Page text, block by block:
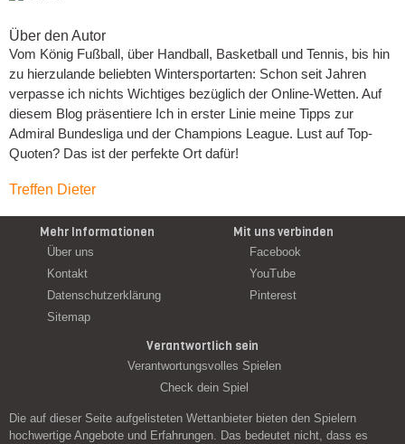
Über den Autor
Vom König Fußball, über Handball, Basketball und Tennis, bis hin
zu hierzulande beliebten Wintersportarten: Schon seit Jahren
verpasse ich nichts Wichtiges bezüglich der Online-Wetten. Auf
diesem Blog präsentiere Ich in erster Linie meine Tipps zur
Admiral Bundesliga und der Champions League. Lust auf Top-
Quoten? Das ist der perfekte Ort dafür!
Treffen Dieter
Mehr Informationen
Über uns
Kontakt
Datenschutzerklärung
Sitemap
Mit uns verbinden
Facebook
YouTube
Pinterest
Verantwortlich sein
Verantwortungsvolles Spielen
Check dein Spiel
Die auf dieser Seite aufgelisteten Wettanbieter bieten den Spielern
hochwertige Angebote und Erfahrungen. Das bedeutet nicht, dass es